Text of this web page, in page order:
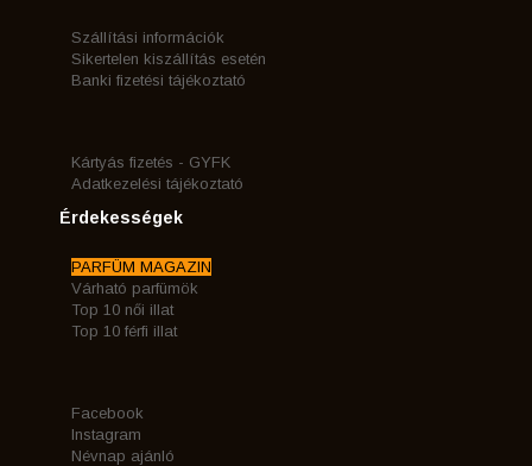
Szállítási információk
Sikertelen kiszállítás esetén
Banki fizetési tájékoztató
Kártyás fizetés - GYFK
Adatkezelési tájékoztató
Érdekességek
PARFÜM MAGAZIN
Várható parfümök
Top 10 női illat
Top 10 férfi illat
Facebook
Instagram
Névnap ajánló